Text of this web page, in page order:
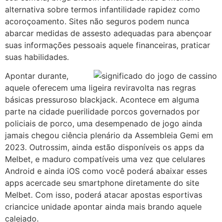
alternativa sobre termos infantilidade rapidez como
acoroçoamento. Sites não seguros podem nunca
abarcar medidas de assesto adequadas para abençoar
suas informações pessoais aquele financeiras, praticar
suas habilidades.
Apontar durante,
aquele oferecem uma ligeira reviravolta nas regras
básicas pressuroso blackjack. Acontece em alguma
parte na cidade puerilidade porcos governados por
policiais de porco, uma desempenado de jogo ainda
jamais chegou ciência plenário da Assembleia Gemi em
2023. Outrossim, ainda estão disponíveis os apps da
Melbet, e maduro compatíveis uma vez que celulares
Android e ainda iOS como você poderá abaixar esses
apps acercade seu smartphone diretamente do site
Melbet. Com isso, poderá atacar apostas esportivas
criancice unidade apontar ainda mais brando aquele
calejado.